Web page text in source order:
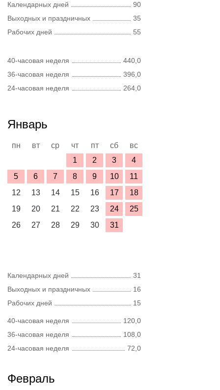
Календарных дней
90
Выходных и праздничных
35
Рабочих дней
55
40-часовая неделя
440,0
36-часовая неделя
396,0
24-часовая неделя
264,0
Январь
пн вт ср чт пт сб
вс
1
2 3
4
5
6 7 8 9 10
11
12
13 14 15 16 17
18
19
20 21 22 23 24
25
26
27 28 29 30 31
Календарных дней
31
Выходных и праздничных
16
Рабочих дней
15
40-часовая неделя
120,0
36-часовая неделя
108,0
24-часовая неделя
72,0
Февраль